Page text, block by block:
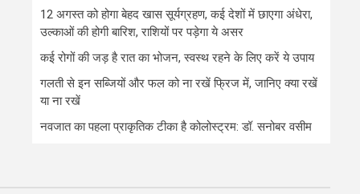
12 अगस्त को होगा बेहद खास सूर्यग्रहण, कई देशों में छाएगा अंधेरा,
उल्काओं की होगी बारिश, राशियों पर पड़ेगा ये असर
कई रोगों की जड़ है रात का भोजन, स्वस्थ रहने के लिए करें ये उपाय
गलती से इन सब्जियों और फल को ना रखें फ्रिज में, जानिए क्या रखें
या ना रखें
नवजात का पहला प्राकृतिक टीका है कोलोस्ट्रम: डॉ. सनोबर वसीम